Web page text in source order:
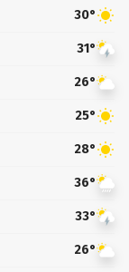
30°
31°
26°
25°
28°
36°
33°
26°